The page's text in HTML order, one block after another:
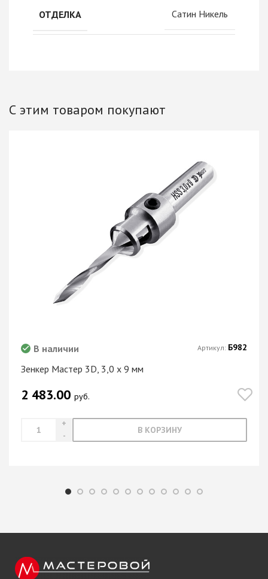
ОТДЕЛКА Сатин Никель
С этим товаром покупают
Зенкер Мастер 3D, 3,0 х 9 мм
В наличии
2 483.00 руб.
В КОРЗИНУ
Артикул: Б982